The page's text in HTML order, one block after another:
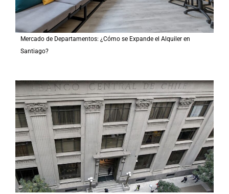
Mercado de Departamentos: ¿Cómo se Expande el Alquiler en
Santiago?